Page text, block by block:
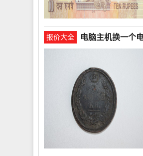
报价大全 电脑主机换一个